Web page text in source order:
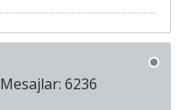
Mesajlar: 6236